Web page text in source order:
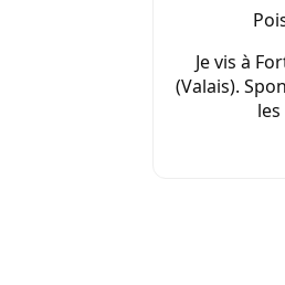
Je vis à
(Valais).